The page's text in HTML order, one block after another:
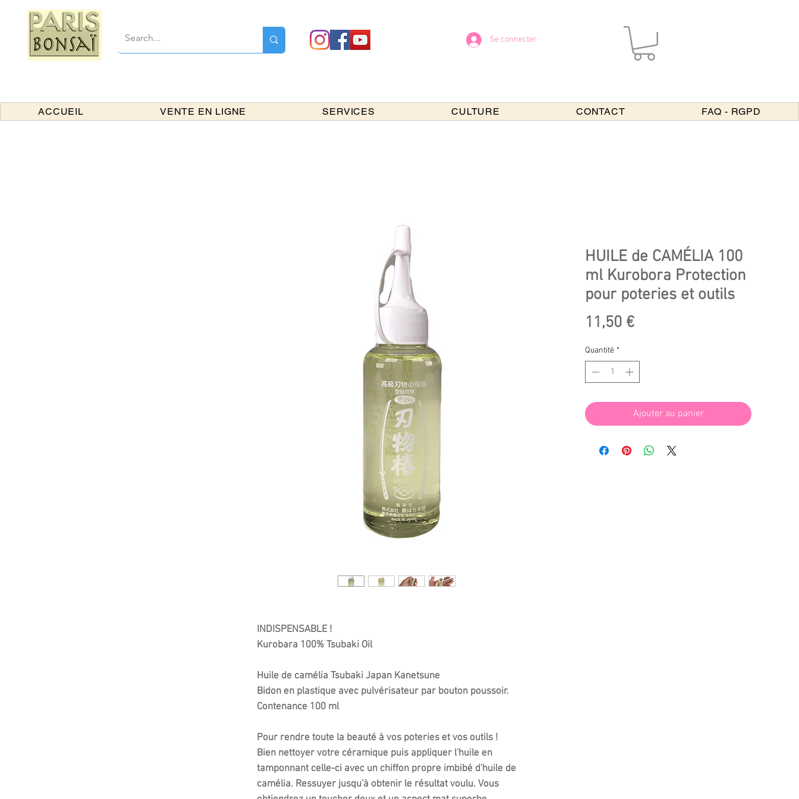
Se connecter
ACCUEIL VENTE EN LIGNE SERVICES CULTURE CONTACT FAQ - RGPD
HUILE de CAMÉLIA 100
ml Kurobora Protection
pour poteries et outils
11,50 €Prix
Quantité *
Ajouter au panier
INDISPENSABLE !
Kurobara 100% Tsubaki Oil
Huile de camélia Tsubaki Japan Kanetsune
Bidon en plastique avec pulvérisateur par bouton poussoir.
Contenance 100 ml
Pour rendre toute la beauté à vos poteries et vos outils !
Bien nettoyer votre céramique puis appliquer l'huile en
tamponnant celle-ci avec un chiffon propre imbibé d'huile de
camélia. Ressuyer jusqu'à obtenir le résultat voulu. Vous